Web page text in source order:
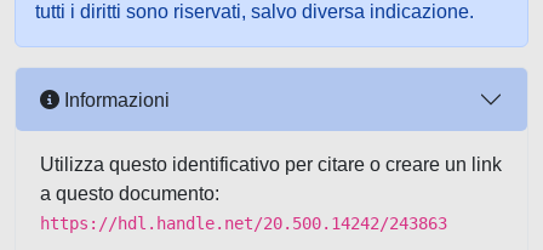
tutti i diritti sono riservati, salvo diversa indicazione.
Informazioni
Utilizza questo identificativo per citare o creare un link
a questo documento:
https://hdl.handle.net/20.500.14242/243863